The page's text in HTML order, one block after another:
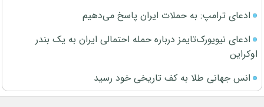
ادعای ترامپ: به حملات ایران پاسخ می‌دهیم
ادعای نیویورک‌تایمز درباره حمله احتمالی ایران به یک بندر
اوکراین
انس جهانی طلا به کف تاریخی خود رسید